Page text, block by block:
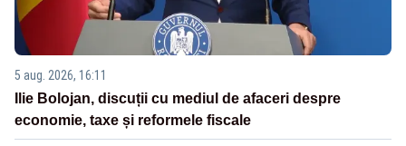
5 aug. 2026, 16:11
Ilie Bolojan, discuții cu mediul de afaceri despre
economie, taxe și reformele fiscale